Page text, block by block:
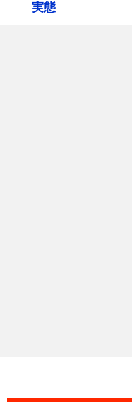
実態